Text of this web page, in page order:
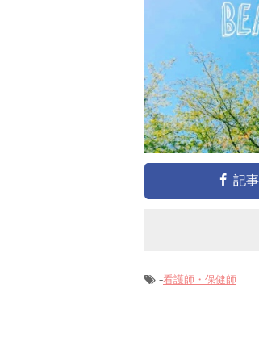
記
-看護師・保健師